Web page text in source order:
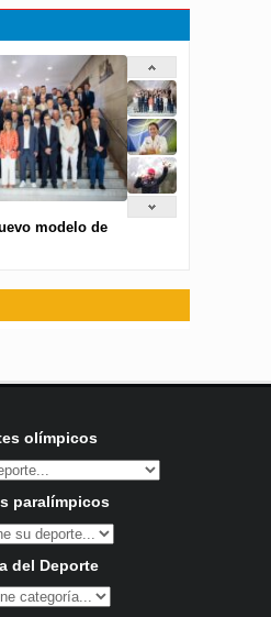
modelo de
olímpicos
paralímpicos
del Deporte